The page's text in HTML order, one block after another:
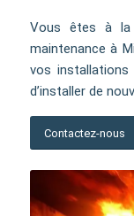
Vous êtes à la
maintenance à
vos
d’installer de
Contactez-nous